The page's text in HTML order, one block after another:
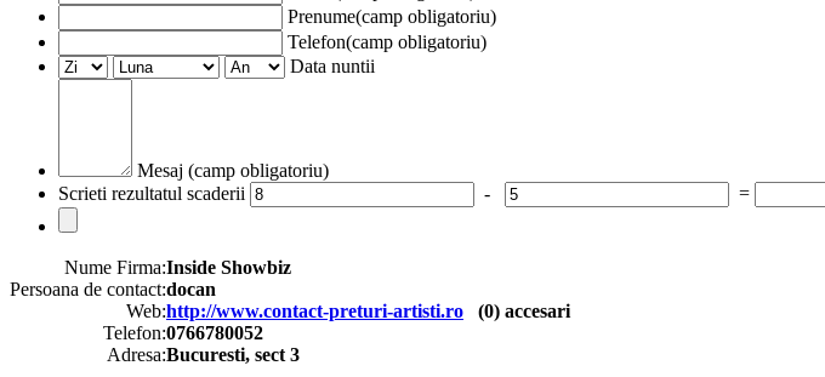
Prenume(camp obligatoriu)
Telefon(camp obligatoriu)
Data nuntii
Mesaj (camp obligatoriu)
Scrieti rezultatul scaderii
- =
Nume Firma:Inside Showbiz
Persoana de contact:docan
Web:http://www.contact-preturi-artisti.ro (0) accesari
Telefon:0766780052
Adresa:Bucuresti, sect 3